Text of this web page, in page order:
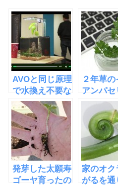
AVOと同じ原理
で水換え不要な
水槽
「EcoQube
C」
２年草の
アンパセ
し木・水
挑戦
発芽した太願寿
ゴーヤ育ったの
家のオク
がるを通